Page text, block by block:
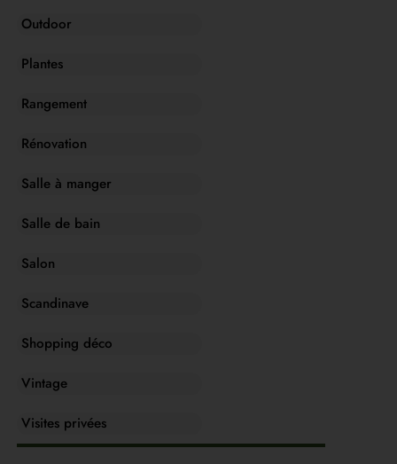
Outdoor
Plantes
Rangement
Rénovation
Salle à manger
Salle de bain
Salon
Scandinave
Shopping déco
Vintage
Visites privées